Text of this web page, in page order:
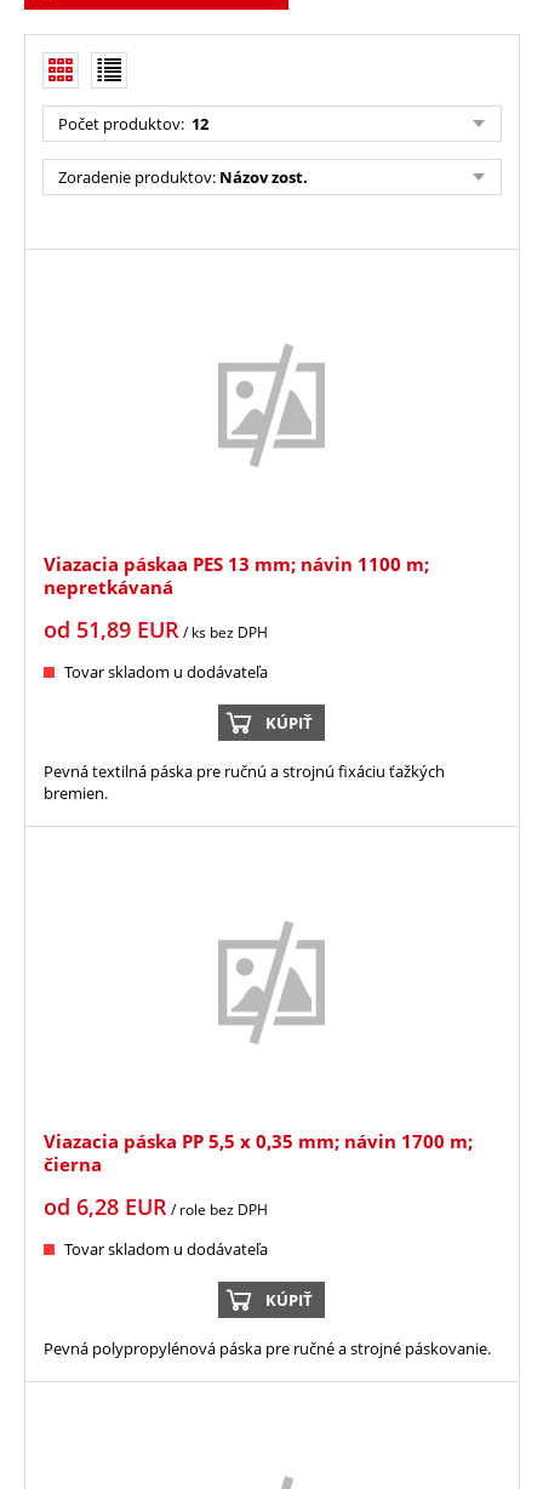
Počet produktov: 12
Zoradenie produktov: Názov zost.
Viazacia páskaa PES 13 mm; návin 1100 m;
nepretkávaná
od 51,89 EUR/ ks bez DPH
Tovar skladom u dodávateľa
KÚPIŤ
Pevná textilná páska pre ručnú a strojnú fixáciu ťažkých
bremien.
Viazacia páska PP 5,5 x 0,35 mm; návin 1700 m;
čierna
od 6,28 EUR / role bez DPH
Tovar skladom u dodávateľa
KÚPIŤ
Pevná polypropylénová páska pre ručné a strojné páskovanie.